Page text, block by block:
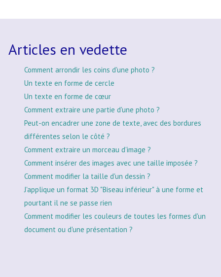
Articles en vedette
Comment arrondir les coins d'une photo ?
Un texte en forme de cercle
Un texte en forme de cœur
Comment extraire une partie d'une photo ?
Peut-on encadrer une zone de texte, avec des bordures
différentes selon le côté ?
Comment extraire un morceau d'image ?
Comment insérer des images avec une taille imposée ?
Comment modifier la taille d'un dessin ?
J'applique un format 3D "Biseau inférieur" à une forme et
pourtant il ne se passe rien
Comment modifier les couleurs de toutes les formes d'un
document ou d'une présentation ?